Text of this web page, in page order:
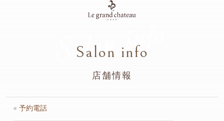
Salon info
Salon info
店舗情報
● 予約電話